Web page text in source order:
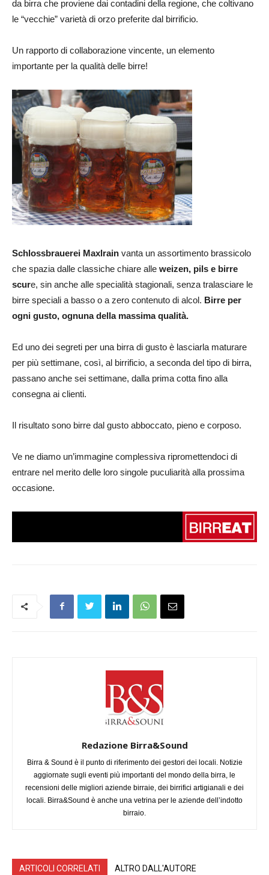
da birra che proviene dai contadini della regione, che coltivano
le “vecchie” varietà di orzo preferite dal birrificio.
Un rapporto di collaborazione vincente, un elemento
importante per la qualità delle birre!
Schlossbrauerei Maxlrain vanta un assortimento brassicolo
che spazia dalle classiche chiare alle weizen, pils e birre
scure, sin anche alle specialità stagionali, senza tralasciare le
birre speciali a basso o a zero contenuto di alcol. Birre per
ogni gusto, ognuna della massima qualità.
Ed uno dei segreti per una birra di gusto è lasciarla maturare
per più settimane, così, al birrificio, a seconda del tipo di birra,
passano anche sei settimane, dalla prima cotta fino alla
consegna ai clienti.
Il risultato sono birre dal gusto abboccato, pieno e corposo.
Ve ne diamo un’immagine complessiva ripromettendoci di
entrare nel merito delle loro singole puculiarità alla prossima
occasione.
Redazione Birra&Sound
Birra & Sound è il punto di riferimento dei gestori dei locali. Notizie
aggiornate sugli eventi più importanti del mondo della birra, le
recensioni delle migliori aziende birraie, dei birrifici artigianali e dei
locali. Birra&Sound è anche una vetrina per le aziende dell’indotto
birraio.
ARTICOLI CORRELATI ALTRO DALL'AUTORE